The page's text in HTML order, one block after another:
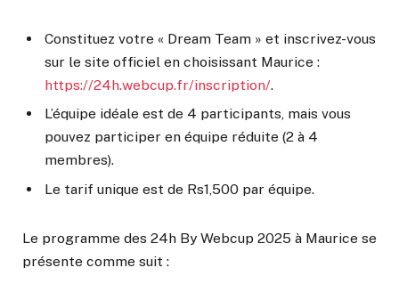
Constituez votre « Dream Team » et inscrivez-vous
sur le site officiel en choisissant Maurice :
https://24h.webcup.fr/inscription/.
L’équipe idéale est de 4 participants, mais vous
pouvez participer en équipe réduite (2 à 4
membres).
Le tarif unique est de Rs1,500 par équipe.
Le programme des 24h By Webcup 2025 à Maurice se
présente comme suit :